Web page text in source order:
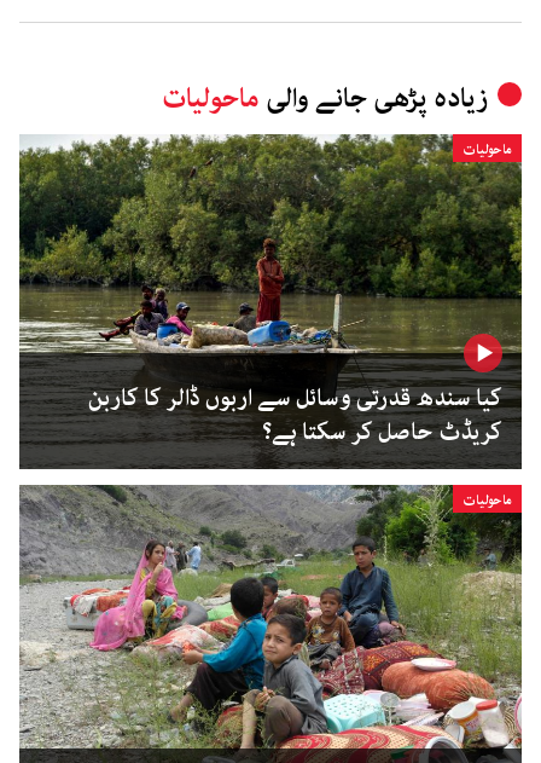
زیادہ پڑھی جانے والی ماحولیات
ماحولیات
کیا سندھ قدرتی وسائل سے اربوں ڈالر کا کاربن
کریڈٹ حاصل کر سکتا ہے؟
ماحولیات